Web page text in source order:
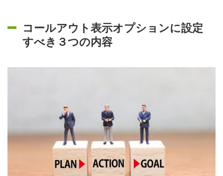
コールアウト表示オプションに設定
すべき３つの内容